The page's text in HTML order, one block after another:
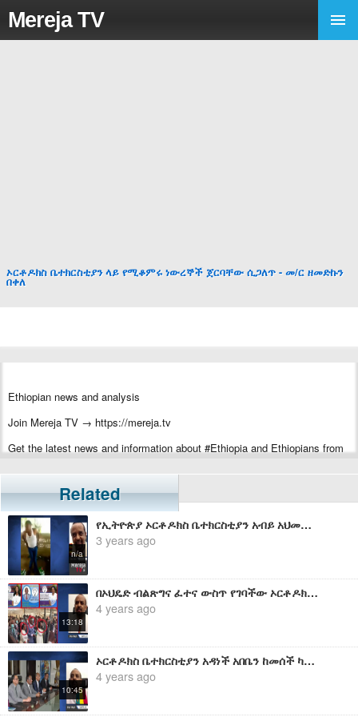
Mereja TV
ኦርቶዶክስ ቤተክርስቲያን ላይ የሚቆምሩ ነውረኞች ጀርባቸው ሲጋለጥ - መ/ር ዘመድኩን
በቀለ
Ethiopian news and analysis
Join Mereja TV → https://mereja.tv
Get the latest news and information about #Ethiopia and Ethiopians from
For inquiry or additional information, visit Mereja.com
Mereja presents Ethiopian news, Ethiopian music, sports, arts, and
entertainment
Related
n/a
የኢትዮጵያ ኦርቶዶክስ ቤተክርስቲያን አብይ አህመድ/ ኦሮሙማ በሾማቸው ነውረኞች መቼም አትወከልም - መ/ር ዘመድኩን በቀለ
3 years ago
13:18
በኦህዴድ ብልጽግና ፈተና ውስጥ የገባችው ኦርቶዶክስ ቤተክርስቲያን - በመ/ር ዘመድኩን በቀለ
4 years ago
10:45
ኦርቶዶክስ ቤተክርስቲያን አዳነች አበቤን ከመሰች ካድሬ ጋር ልትፎካከር አትችልም - መ/ር ዘመድኩን
4 years ago